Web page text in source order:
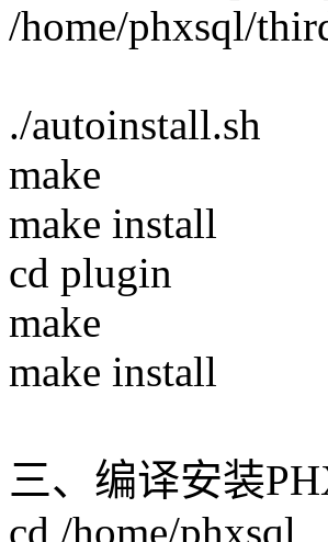
/home/phxsql/
./autoinstall.sh
make
make install
cd plugin
make
make install
三、编译安装
cd /home/phxsql